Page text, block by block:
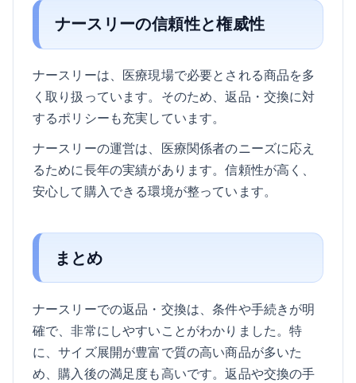
ナースリーの信頼性と権威性
ナースリーは、医療現場で必要とされる商品を多
く取り扱っています。そのため、返品・交換に対
するポリシーも充実しています。
ナースリーの運営は、医療関係者のニーズに応え
るために長年の実績があります。信頼性が高く、
安心して購入できる環境が整っています。
まとめ
ナースリーでの返品・交換は、条件や手続きが明
確で、非常にしやすいことがわかりました。特
に、サイズ展開が豊富で質の高い商品が多いた
め、購入後の満足度も高いです。返品や交換の手